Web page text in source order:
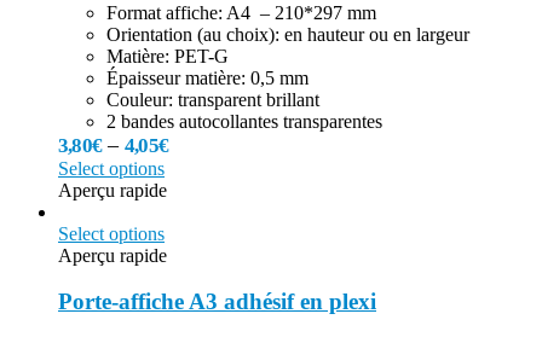
Format affiche: A4 – 210*297 mm
Orientation (au choix): en hauteur ou en largeur
Matière: PET-G
Épaisseur matière: 0,5 mm
Couleur: transparent brillant
2 bandes autocollantes transparentes
3,80€–4,05€
Select options
Aperçu rapide
Select options
Aperçu rapide
Porte-affiche A3 adhésif en plexi